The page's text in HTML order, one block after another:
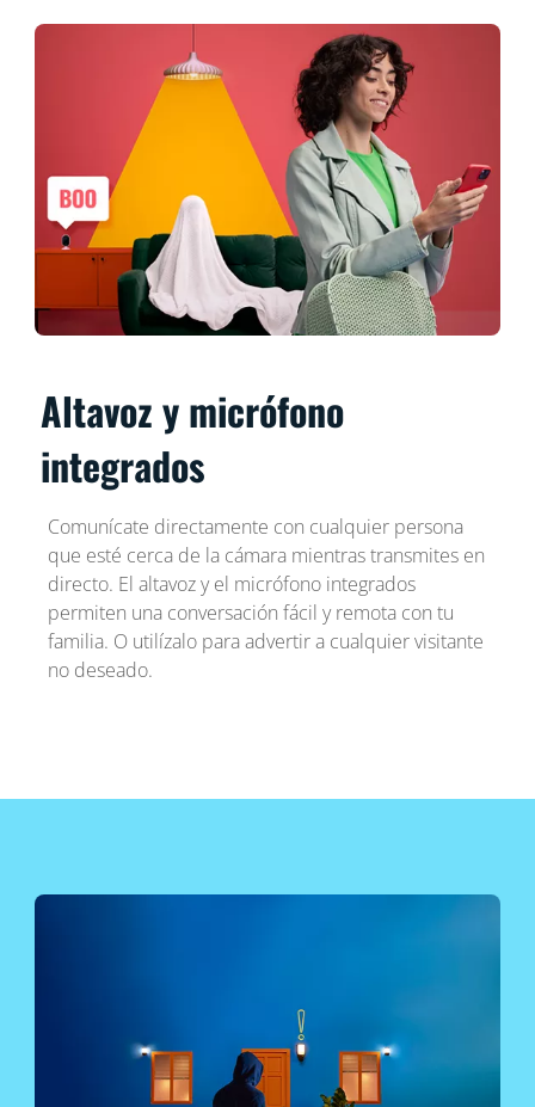
Altavoz y micrófono
integrados
Comunícate directamente con cualquier persona
que esté cerca de la cámara mientras transmites en
directo. El altavoz y el micrófono integrados
permiten una conversación fácil y remota con tu
familia. O utilízalo para advertir a cualquier visitante
no deseado.